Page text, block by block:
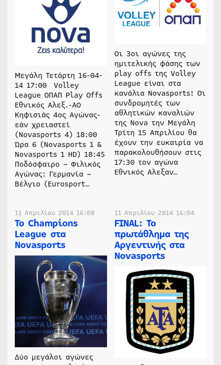
Μεγάλη Τετάρτη 16-04-
14 17:00 Volley
League ΟΠΑΠ Play Offs
Εθνικός Αλεξ.-ΑΟ
Κηφισιάς 4ος Αγώνας-
εάν χρειαστεί
(Novasports 4) 18:00
Ώρα 6 (Novasports 1 &
Novasports 1 HD) 18:45
Ποδόσφαιρο – Φιλικός
Αγώνας: Γερμανία –
Βέλγιο (Eurosport…
Οι 3οι αγώνες της
ημιτελικής φάσης των
play offs της Volley
League είναι στα
κανάλια Novasports! Οι
συνδρομητές των
αθλητικών καναλιών
της Nova την Μεγάλη
Τρίτη 15 Απριλίου θα
έχουν την ευκαιρία να
παρακολουθήσουν στις
17:30 τον αγώνα
Εθνικός Αλεξαν…
11 Απριλίου 2014 16:08
Το Champions
League στα
Novasports
Δύο μεγάλοι αγώνες
11 Απριλίου 2014 16:04
FINAL: Το
πρωτάθλημα της
Αργεντινής στα
Novasports